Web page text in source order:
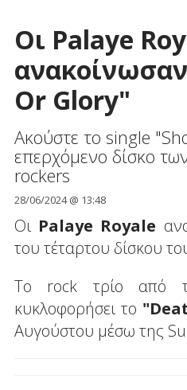
Οι Palaye
Or Glory"
Ακούστε το single
επερχόμενο δίσκο
rockers
28/06/2024 @ 13:48
Οι Palaye Royale
του τέταρτου δίσκου
Το rock τρίο από
κυκλοφορήσει το
Αυγούστου μέσω της